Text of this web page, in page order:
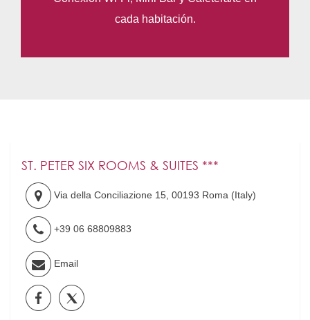
cada habitación.
ST. PETER SIX ROOMS & SUITES ***
Via della Conciliazione 15,00193 Roma (Italy)
+39 06 68809883
Email